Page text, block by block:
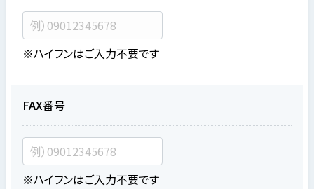
※ハイフンはご入力不要です
FAX番号
※ハイフンはご入力不要です